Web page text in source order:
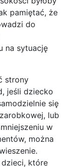
pamiętać, że
do
na sytuację
strony
jeśli dziecko
się
lub
w
można
dzieci, które